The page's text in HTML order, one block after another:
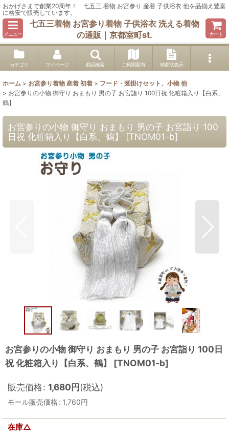
おかげさまで創業20周年！ 七五三 着物 お宮参り 産着 子供浴衣 他を品揃え豊富
に格安で販売しています。
メニュー
七五三着物 お宮参り着物 子供浴衣 洗える着物
の通販｜京都室町st.
カート
カテゴリ マイページ 商品検索 ご利用案内 特商法表示
ホーム > お宮参り着物 産着 初着 > フード・涎掛けセット、小物 他
> お宮参りの小物 御守り おまもり 男の子 お宮詣り 100日祝 化粧箱入り【白系、
鶴】
お宮参りの小物 御守り おまもり 男の子 お宮詣り 100
日祝 化粧箱入り【白系、鶴】
[TNOM01-b]
お宮参りの小物 御守り おまもり 男の子 お宮詣り 100日
祝 化粧箱入り【白系、鶴】
[TNOM01-b]
販売価格: 1,680円(税込)
モール販売価格: 1,760円
在庫△